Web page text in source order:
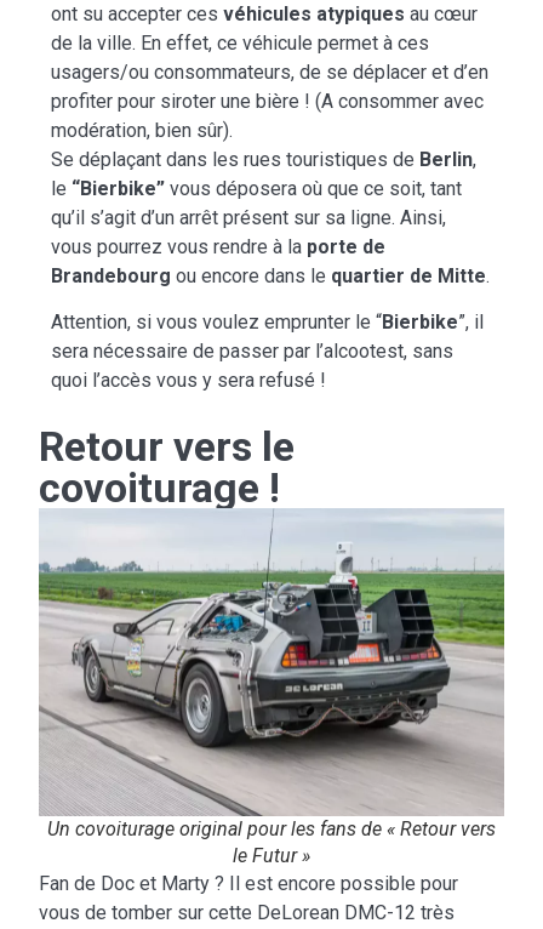
ont su accepter cesvéhicules atypiques au cœur
de la ville. En effet, ce véhicule permet à ces
usagers/ou consommateurs, de se déplacer et d’en
profiter pour siroter une bière ! (A consommer avec
modération, bien sûr).
Se déplaçant dans les rues touristiques de Berlin,
le “Bierbike” vous déposera où que ce soit, tant
qu’il s’agit d’un arrêt présent sur sa ligne. Ainsi,
vous pourrez vous rendre à la porte de
Brandebourg ou encore dans le quartier de Mitte.
Attention, si vous voulez emprunter le “Bierbike”, il
sera nécessaire de passer par l’alcootest, sans
quoi l’accès vous y sera refusé !
Retour vers le
covoiturage !
Un covoiturage original pour les fans de « Retour vers
le Futur »
Fan de Doc et Marty ? Il est encore possible pour
vous de tomber sur cette DeLorean DMC-12 très